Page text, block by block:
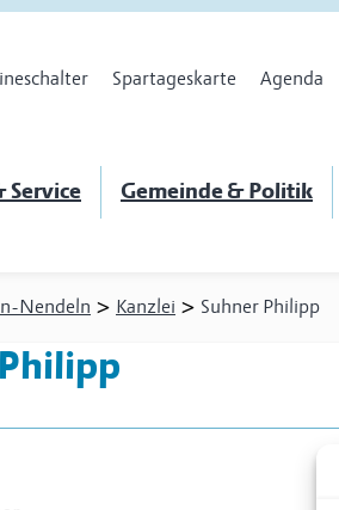
Spartageskarte Agenda
Service Gemeinde & Politik
Nendeln > Kanzlei > Suhner Philipp